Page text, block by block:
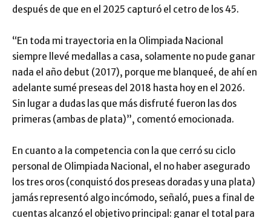
después de que en el 2025 capturó el cetro de los 45.
“En toda mi trayectoria en la Olimpiada Nacional
siempre llevé medallas a casa, solamente no pude ganar
nada el año debut (2017), porque me blanqueé, de ahí en
adelante sumé preseas del 2018 hasta hoy en el 2026.
Sin lugar a dudas las que más disfruté fueron las dos
primeras (ambas de plata)”, comentó emocionada.
En cuanto a la competencia con la que cerró su ciclo
personal de Olimpiada Nacional, el no haber asegurado
los tres oros (conquistó dos preseas doradas y una plata)
jamás representó algo incómodo, señaló, pues a final de
cuentas alcanzó el objetivo principal: ganar el total para